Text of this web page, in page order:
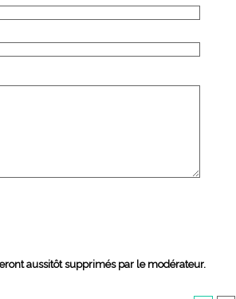
aussitôt supprimés par le modérateur.